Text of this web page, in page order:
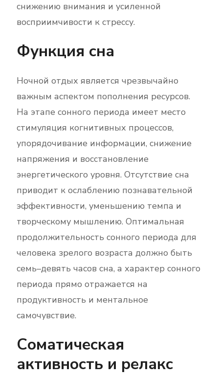
снижению внимания и усиленной
восприимчивости к стрессу.
Функция сна
Ночной отдых является чрезвычайно
важным аспектом пополнения ресурсов.
На этапе сонного периода имеет место
стимуляция когнитивных процессов,
упорядочивание информации, снижение
напряжения и восстановление
энергетического уровня. Отсутствие сна
приводит к ослаблению познавательной
эффективности, уменьшению темпа и
творческому мышлению. Оптимальная
продолжительность сонного периода для
человека зрелого возраста должно быть
семь–девять часов сна, а характер сонного
периода прямо отражается на
продуктивность и ментальное
самочувствие.
Соматическая
активность и релакс